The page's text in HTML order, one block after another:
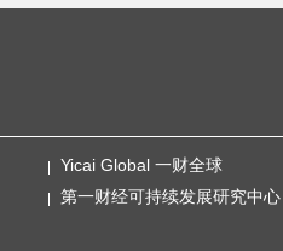
Yicai Global 一财全球
第一财经可持续发展研究中心